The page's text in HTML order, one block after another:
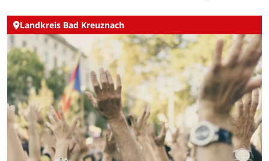
Landkreis Bad Kreuznach